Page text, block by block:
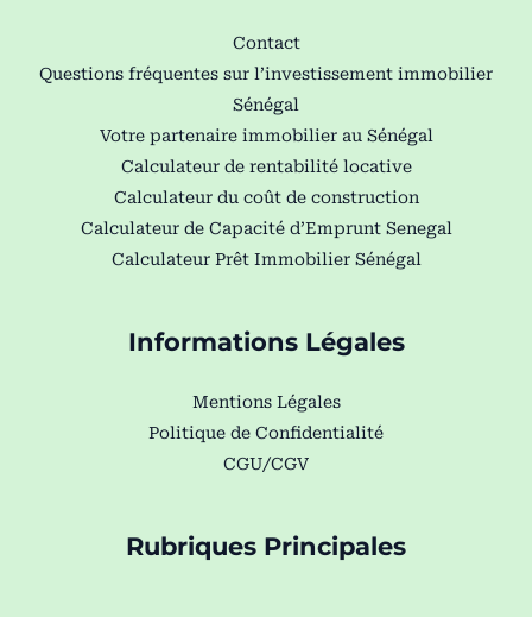
Contact
Questions fréquentes sur l’investissement immobilier
Sénégal
Votre partenaire immobilier au Sénégal
Calculateur de rentabilité locative
Calculateur du coût de construction
Calculateur de Capacité d’Emprunt Senegal
Calculateur Prêt Immobilier Sénégal
Informations Légales
Mentions Légales
Politique de Confidentialité
CGU/CGV
Rubriques Principales